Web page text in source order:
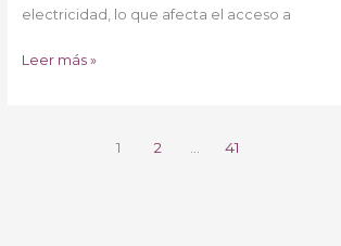
electricidad, lo que afecta el acceso a
Leer más »
1 2 41